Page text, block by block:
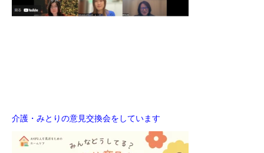
介護・みとりの意見交換会をしています